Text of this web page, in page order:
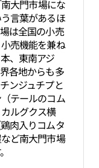
大門市場にな
言葉があるほ
は全国の小売
売機能を兼ね
、東南アジ
各地からも多
ンジュチプと
テールのコム
ルグクス横
肉入りコムタ
ど南大門市場